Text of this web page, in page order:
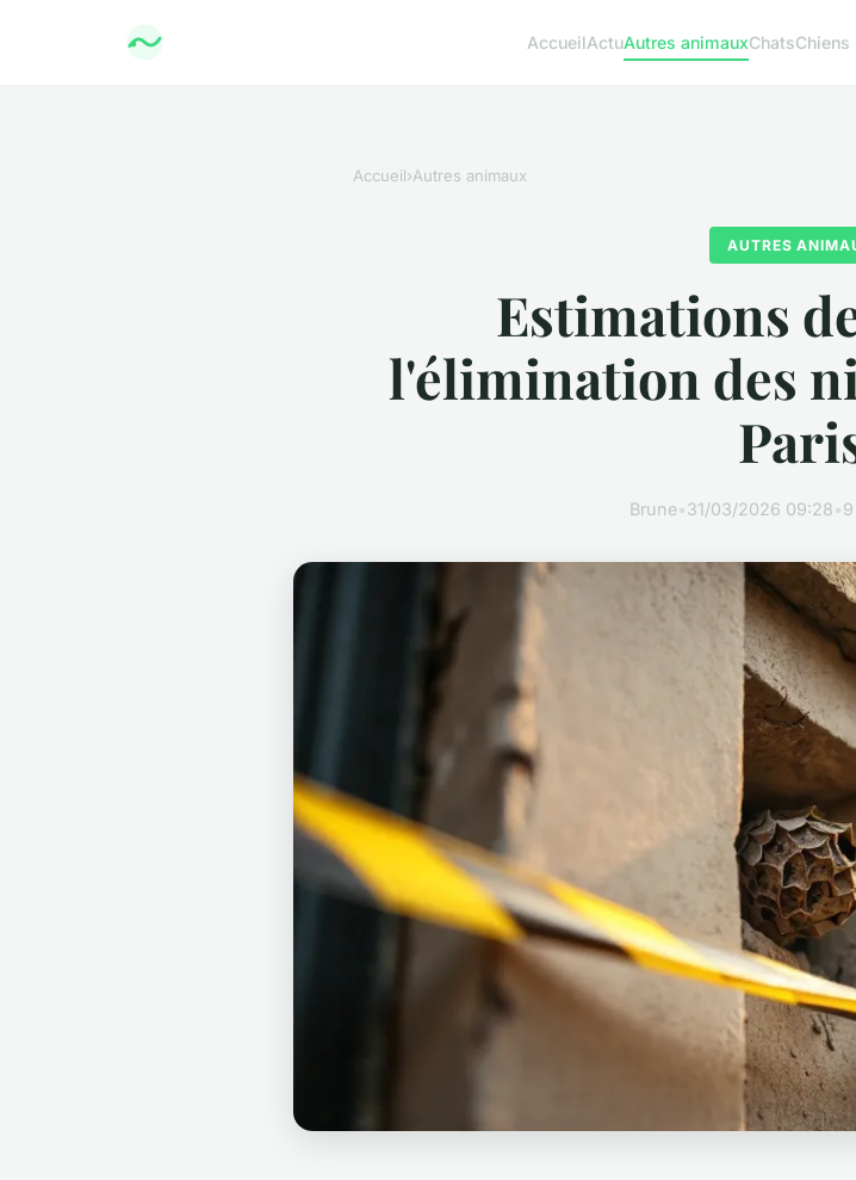
AccueilActuAutres animauxChatsChiens
Accueil›Autres animaux
AUTRES
Estimations
l'élimination des
Brune•31/03/2026 09:28•